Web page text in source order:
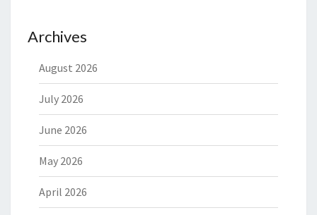
Archives
August 2026
July 2026
June 2026
May 2026
April 2026